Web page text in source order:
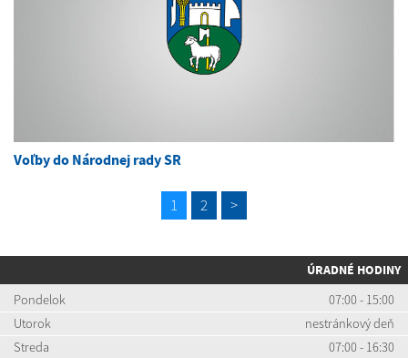
Voľby do Národnej rady SR
1 2 >
ÚRADNÉ HODINY
Pondelok
07:00 - 15:00
Utorok
nestránkový deň
Streda
07:00 - 16:30